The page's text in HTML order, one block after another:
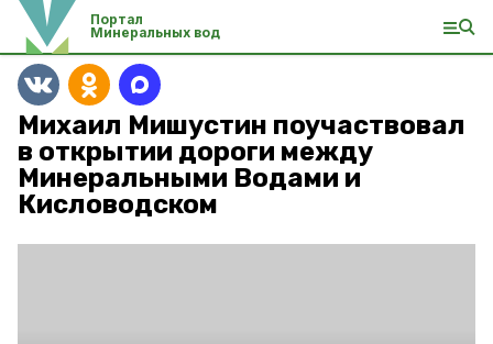
Портал
Минеральных вод
Михаил Мишустин поучаствовал
в открытии дороги между
Минеральными Водами и
Кисловодском